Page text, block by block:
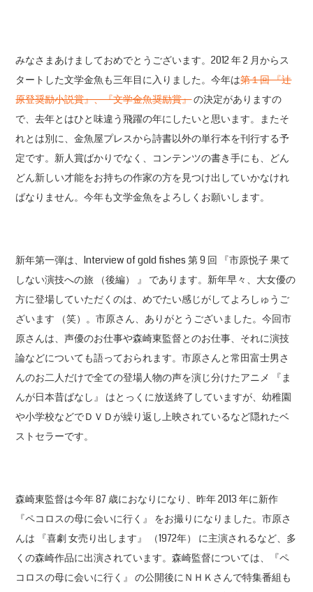
みなさまあけましておめでとうございます。2012 年 2 月からス
タートした文学金魚も三年目に入りました。今年は第１回 『辻
原登奨励小説賞』、『文学金魚奨励賞』の決定がありますの
で、去年とはひと味違う飛躍の年にしたいと思います。またそ
れとは別に、金魚屋プレスから詩書以外の単行本を刊行する予
定です。新人賞ばかりでなく、コンテンツの書き手にも、どん
どん新しい才能をお持ちの作家の方を見つけ出していかなけれ
ばなりません。今年も文学金魚をよろしくお願いします。
新年第一弾は、Interview of gold fishes 第 9 回 『市原悦子 果て
しない演技への旅 （後編） 』 であります。新年早々、大女優の
方に登場していただくのは、めでたい感じがしてよろしゅうご
ざいます （笑）。市原さん、ありがとうございました。今回市
原さんは、声優のお仕事や森崎東監督とのお仕事、それに演技
論などについても語っておられます。市原さんと常田富士男さ
んのお二人だけで全ての登場人物の声を演じ分けたアニメ 『ま
んが日本昔ばなし』 はとっくに放送終了していますが、幼稚園
や小学校などでＤＶＤが繰り返し上映されているなど隠れたベ
ストセラーです。
森崎東監督は今年 87 歳におなりになり、昨年 2013 年に新作
『ペコロスの母に会いに行く』 をお撮りになりました。市原さ
んは 『喜劇 女売り出します』 （1972年） に主演されるなど、多
くの森崎作品に出演されています。森崎監督については、『ペ
コロスの母に会いに行く』 の公開後にＮＨＫさんで特集番組も